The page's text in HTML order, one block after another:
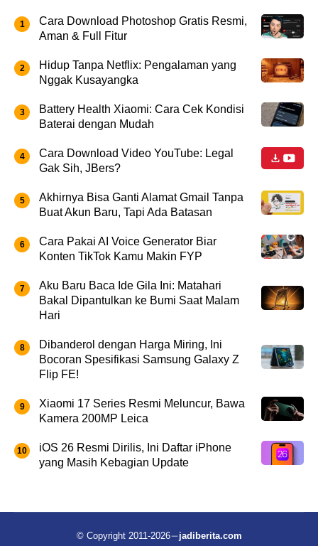
Cara Download Photoshop Gratis Resmi,
Aman & Full Fitur
Hidup Tanpa Netflix: Pengalaman yang
Nggak Kusayangka
Battery Health Xiaomi: Cara Cek Kondisi
Baterai dengan Mudah
Cara Download Video YouTube: Legal
Gak Sih, JBers?
Akhirnya Bisa Ganti Alamat Gmail Tanpa
Buat Akun Baru, Tapi Ada Batasan
Cara Pakai AI Voice Generator Biar
Konten TikTok Kamu Makin FYP
Aku Baru Baca Ide Gila Ini: Matahari
Bakal Dipantulkan ke Bumi Saat Malam
Hari
Dibanderol dengan Harga Miring, Ini
Bocoran Spesifikasi Samsung Galaxy Z
Flip FE!
Xiaomi 17 Series Resmi Meluncur, Bawa
Kamera 200MP Leica
iOS 26 Resmi Dirilis, Ini Daftar iPhone
yang Masih Kebagian Update
© Copyright 2011-2026 jadiberita.com